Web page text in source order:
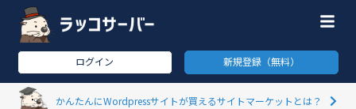
ログイン 新規登録（無料）
かんたんにWordpressサイトが買えるサイトマーケットとは？